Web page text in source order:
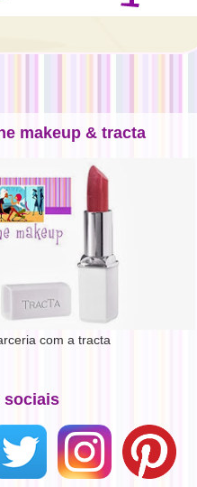
makeup & tracta
com a tracta
sociais